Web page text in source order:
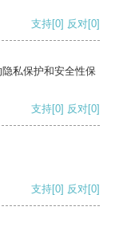
支持[0] 反对[0]
私保护和安全性保
支持[0] 反对[0]
支持[0] 反对[0]